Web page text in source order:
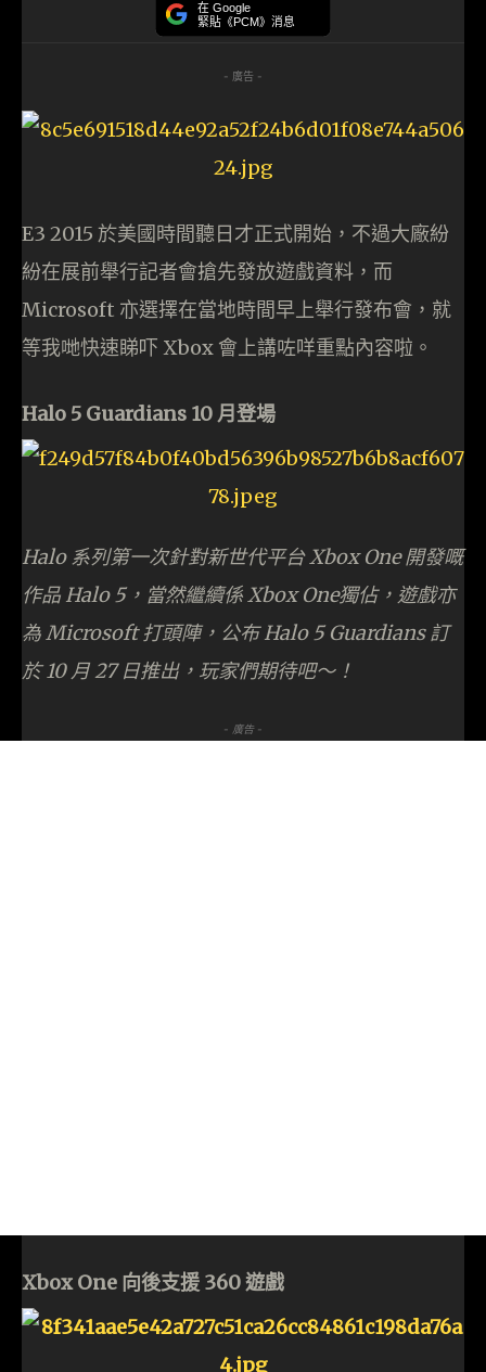
在 Google
緊貼《PCM》消息
- 廣告 -
E3 2015 於美國時間聽日才正式開始，不過大廠紛
紛在展前舉行記者會搶先發放遊戲資料，而
Microsoft 亦選擇在當地時間早上舉行發布會，就
等我哋快速睇吓 Xbox 會上講咗咩重點內容啦。
Halo 5 Guardians 10 月登場
Halo 系列第一次針對新世代平台 Xbox One 開發嘅
作品 Halo 5，當然繼續係 Xbox One獨佔，遊戲亦
為 Microsoft 打頭陣，公布 Halo 5 Guardians 訂
於 10 月 27 日推出，玩家們期待吧～！
- 廣告 -
Xbox One 向後支援 360 遊戲